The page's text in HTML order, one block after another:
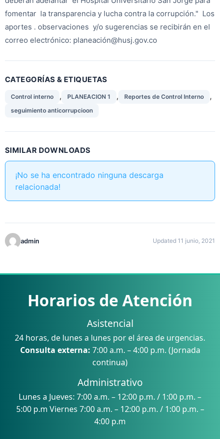
fomentar la transparencia y lucha contra la corrupción." Los
aportes . observaciones y/o sugerencias se recibirán en el
correo electrónico: planeación@husj.gov.co
CATEGORÍAS & ETIQUETAS
Control interno , PLANEACION 1 , Reportes de Control Interno ,
seguimiento anticorrupcioon
SIMILAR DOWNLOADS
¡No se ha encontrado ninguna descarga
relacionada!
admin Updated 11 junio, 2021
Horarios de Atención
Asistencial
24 horas, de lunes a lunes por el área de urgencias.
Consulta externa: 7:00 a.m. – 4:00 p.m. (Jornada
continua)
Administrativo
Lunes a Jueves: 7:00 a.m. – 12:00 p.m. / 1:00 p.m. –
5:00 p.m Viernes 7:00 a.m. – 12:00 p.m. / 1:00 p.m. –
4:00 p.m